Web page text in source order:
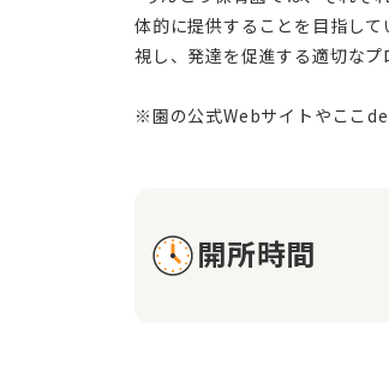
体的に提供することを目指し
視し、発達を促進する適切なプ
開所時間